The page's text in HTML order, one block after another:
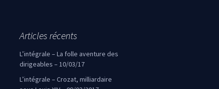
Articles récents
L’intégrale – La folle aventure des
dirigeables – 10/03/17
L’intégrale – Crozat, milliardaire